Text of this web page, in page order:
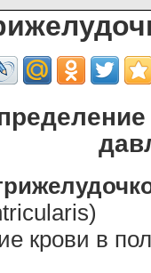
крови в